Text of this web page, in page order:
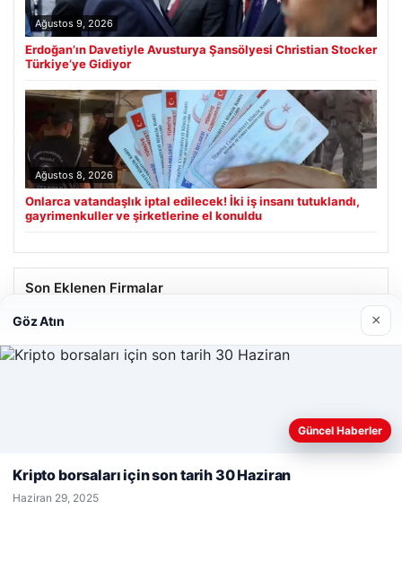
Ağustos 9, 2026
Erdoğan’ın Davetiyle Avusturya Şansölyesi Christian Stocker
Türkiye’ye Gidiyor
Ağustos 8, 2026
Onlarca vatandaşlık iptal edilecek! İki iş insanı tutuklandı,
gayrimenkuller ve şirketlerine el konuldu
Son Eklenen Firmalar
Prenses Night Club
Nisan 29, 2026
© 2026 Haber Ülke
Web sitemizi nasıl kullandığınızı daha iyi anlayabilmek,
deneyiminizi kişiselleştirmek ve geliştirmek amacıyla çerezler
Reddet Kabul Et
Göz Atın ×
Güncel Haberler
Kripto borsaları için son tarih 30 Haziran
Haziran 29, 2025